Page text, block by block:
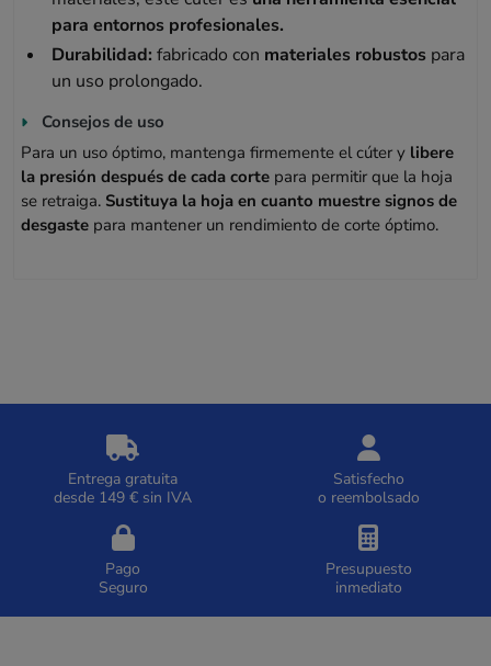
para entornos profesionales.
Durabilidad: fabricado con materiales robustos para
un uso prolongado.
Consejos de uso
Para un uso óptimo, mantenga firmemente el cúter y libere
la presión después de cada corte para permitir que la hoja
se retraiga. Sustituya la hoja en cuanto muestre signos de
desgaste para mantener un rendimiento de corte óptimo.
Entrega gratuita
desde 149 € sin IVA
Satisfecho
o reembolsado
Pago
Seguro
Presupuesto
inmediato